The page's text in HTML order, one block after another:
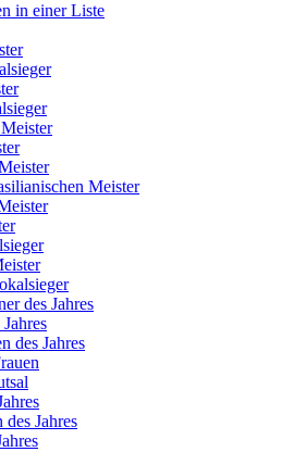
in einer Liste
Meister
des Jahres
des Jahres
Jahres